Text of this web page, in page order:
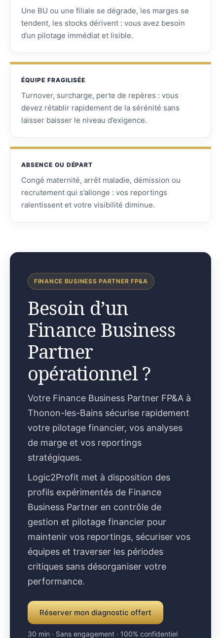
Une BU ou une filiale se dégrade, les marges se
tendent, les stocks dérivent : vous avez besoin
d’un pilotage immédiat et lisible.
ÉQUIPE FRAGILISÉE
Turnover, surcharge, perte de repères : vous
devez rétablir rapidement de la sérénité sans
laisser baisser le niveau d’exigence.
ABSENCE OU DÉPART
Congé maternité, arrêt maladie, démission ou
recrutement qui s’allonge : vos reportings
ralentissent et votre visibilité diminue.
FINANCE BUSINESS PARTNER FP&A
Besoin d’un
Finance Business
Partner
opérationnel ?
Votre Finance Business Partner FP&A à
Thonon-les-Bains sécurise rapidement
votre pilotage financier, vos analyses
de marge et vos reportings
stratégiques.
Logic2Profit met à disposition des
profils expérimentés de Finance
Business Partner en contrôle de
gestion et pilotage financier pour
maintenir vos reportings, sécuriser vos
équipes et traverser les périodes
critiques sans désorganiser votre
performance.
Réserver mon diagnostic offert
30 min · Sans engagement · 100% confidentiel